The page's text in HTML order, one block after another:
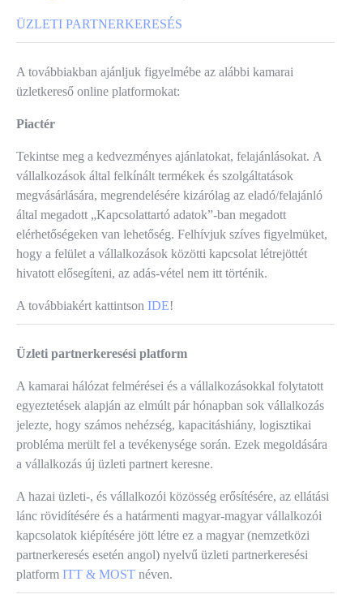
ÜZLETI PARTNERKERESÉS
A továbbiakban ajánljuk figyelmébe az alábbi kamarai
üzletkereső online platformokat:
Piactér
Tekintse meg a kedvezményes ajánlatokat, felajánlásokat. A
vállalkozások által felkínált termékek és szolgáltatások
megvásárlására, megrendelésére kizárólag az eladó/felajánló
által megadott „Kapcsolattartó adatok”-ban megadott
elérhetőségeken van lehetőség. Felhívjuk szíves figyelmüket,
hogy a felület a vállalkozások közötti kapcsolat létrejöttét
hivatott elősegíteni, az adás-vétel nem itt történik.
A továbbiakért kattintson IDE!
Üzleti partnerkeresési platform
A kamarai hálózat felmérései és a vállalkozásokkal folytatott
egyeztetések alapján az elmúlt pár hónapban sok vállalkozás
jelezte, hogy számos nehézség, kapacitáshiány, logisztikai
probléma merült fel a tevékenysége során. Ezek megoldására
a vállalkozás új üzleti partnert keresne.
A hazai üzleti-, és vállalkozói közösség erősítésére, az ellátási
lánc rövidítésére és a határmenti magyar-magyar vállalkozói
kapcsolatok kiépítésére jött létre ez a magyar (nemzetközi
partnerkeresés esetén angol) nyelvű üzleti partnerkeresési
platform ITT & MOST néven.